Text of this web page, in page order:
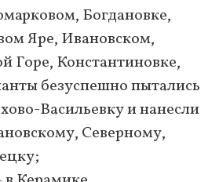
Богдановке,
Яре, Ивановском,
Горе, Константиновке,
безуспешно пытались
Васильевку и нанесли
Северному,